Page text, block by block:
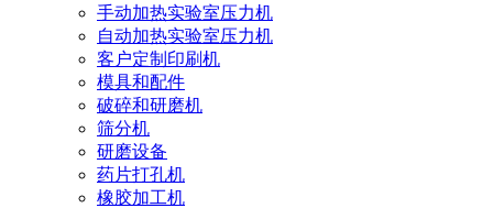
手动加热实验室压力机
自动加热实验室压力机
客户定制印刷机
模具和配件
破碎和研磨机
筛分机
研磨设备
药片打孔机
橡胶加工机